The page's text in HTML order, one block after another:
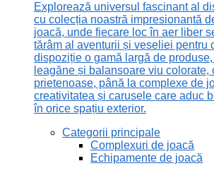
Explorează universul fascinant al
cu colecția noastră impresionantă
joacă, unde fiecare loc în aer liber
tărâm al aventurii și veseliei pentru
dispoziție o gamă largă de
leagăne și balansoare viu colorate,
prietenoase, până la complexe de
creativitatea și carusele care aduc
în orice spațiu exterior.
Categorii principale
Complexuri de joacă
Echipamente de joacă